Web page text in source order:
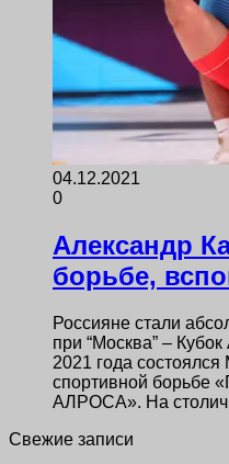
04.12.2021
0
Александр
борьбе,
Россияне стали
при “Москва” –
2021 года
спортивной борьбе
АЛРОСА». На
Свежие записи